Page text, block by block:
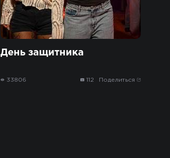
День защитника
33806 112 Поделиться